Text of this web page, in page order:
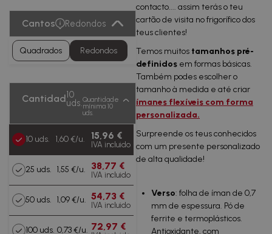
Cantos Redondos
Quadrados Redondos
Cantidad10
uds.Quantidade
mínima 10
uds.
10 uds. 1,60 €/u. 15,96 €
IVA incluido
25 uds. 1,55 €/u. 38,77 €
IVA incluido
50 uds. 1,09 €/u. 54,73 €
IVA incluido
100 uds. 0,73 €/u. 72,97 €
contacto.... assim terás o teu
cartão de visita no frigorífico dos
teus clientes!
Temos muitos tamanhos pré-
definidos em formas básicas.
Também podes escolher o
tamanho à medida e até criar
ímanes flexíveis com forma
personalizada.
Surpreende os teus conhecidos
com um presente personalizado
de alta qualidade!
Verso: folha de íman de 0,7
mm de espessura. Pó de
ferrite e termoplásticos.
Antioxidante, com